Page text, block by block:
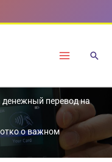
денежный перевод на
о важном